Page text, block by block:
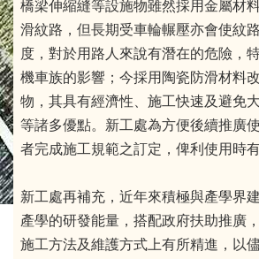
橋梁伸縮縫等設施物雖然採用金屬材
滑紋路，但長期受車輪輾壓亦會使紋
度，對於用路人來說有潛在的危險，
機車族的影響；今採用陶瓷防滑材料
物，其具有經濟性、施工快速及避免
等諸多優點。新工處為方便後續推廣
者完成施工規範之訂定，俾利使用時有
新工處再補充，近年來積極與產學界
產學的研發能量，搭配政府扶助推廣
施工方法及維護方式上有所精進，以